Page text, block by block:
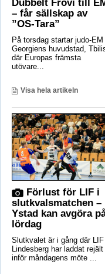
Dubbelt Frövi till
– får sällskap av
”OS-Tara”
På torsdag startar judo-EM
Georgiens huvudstad,
där Europas främsta
utövare...
Visa hela artikeln
Förlust för LIF i
slutkvalsmatchen –
Ystad kan avgöra
lördag
Slutkvalet är i gång där LIF
Lindesberg har laddat rejält
inför måndagens möte ...